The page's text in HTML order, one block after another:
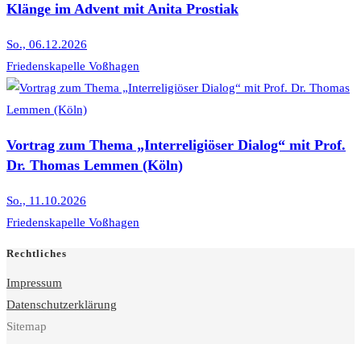
Klänge im Advent mit Anita Prostiak
So., 06.12.2026
Friedenskapelle Voßhagen
Vortrag zum Thema „Interreligiöser Dialog“ mit Prof.
Dr. Thomas Lemmen (Köln)
So., 11.10.2026
Friedenskapelle Voßhagen
Rechtliches
Impressum
Datenschutzerklärung
Sitemap